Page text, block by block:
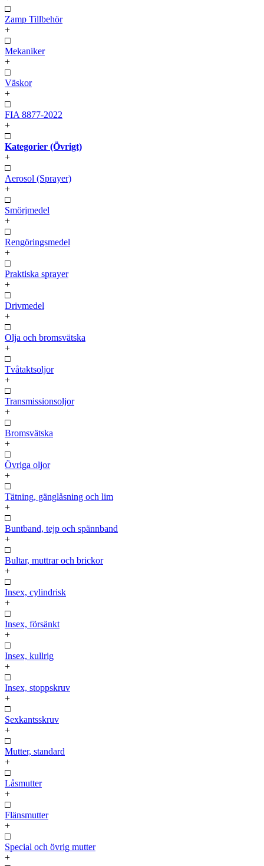
□
Zamp Tillbehör
+
□
Mekaniker
+
□
Väskor
+
□
FIA 8877-2022
+
□
Kategorier (Övrigt)
+
□
Aerosol (Sprayer)
+
□
Smörjmedel
+
□
Rengöringsmedel
+
□
Praktiska sprayer
+
□
Drivmedel
+
□
Olja och bromsvätska
+
□
Tvåtaktsoljor
+
□
Transmissionsoljor
+
□
Bromsvätska
+
□
Övriga oljor
+
□
Tätning, gänglåsning och lim
+
□
Buntband, tejp och spännband
+
□
Bultar, muttrar och brickor
+
□
Insex, cylindrisk
+
□
Insex, försänkt
+
□
Insex, kullrig
+
□
Insex, stoppskruv
+
□
Sexkantsskruv
+
□
Mutter, standard
+
□
Låsmutter
+
□
Flänsmutter
+
□
Special och övrig mutter
+